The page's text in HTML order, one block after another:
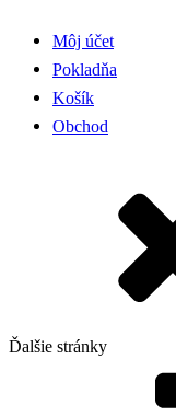
Môj účet
Pokladňa
Košík
Obchod
Ďalšie stránky